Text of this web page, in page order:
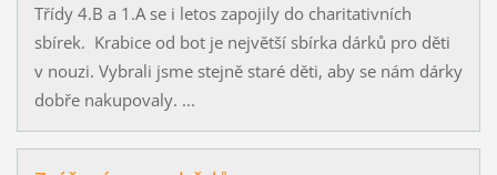
Třídy 4.B a 1.A se i letos zapojily do charitativních
sbírek. Krabice od bot je největší sbírka dárků pro děti
v nouzi. Vybrali jsme stejně staré děti, aby se nám dárky
dobře nakupovaly. ...